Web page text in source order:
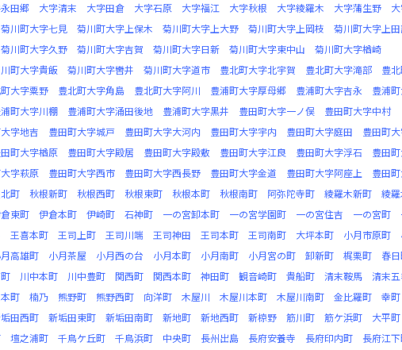
田郷 大字清末 大字田倉 大字石原 大字福江 大字秋根 大字綾羅木 大字蒲生野
菊川町大字七見 菊川町大字上保木 菊川町大字上大野 菊川町大字上岡枝
菊川町大字上
菊川町大字久野 菊川町大字吉賀 菊川町大字日新 菊川町大字東中山
菊川町大字楢崎
町大字貴飯 菊川町大字轡井 菊川町大字道市 豊北町大字北宇賀 豊北町大字滝部
豊
大字粟野 豊北町大字角島 豊北町大字阿川 豊浦町大字厚母郷 豊浦町大字吉永
豊浦
町大字川棚 豊浦町大字涌田後地 豊浦町大字黒井 豊田町大字一ノ俣
豊田町大字中村
字地吉 豊田町大字城戸 豊田町大字大河内 豊田町大字宇内 豊田町大字庭田
豊田町
町大字楢原 豊田町大字殿居 豊田町大字殿敷 豊田町大字江良 豊田町大字浮石
豊田
字萩原 豊田町大字西市 豊田町大字西長野 豊田町大字金道 豊田町大字阿座上
豊田
町 秋根新町 秋根西町 秋根東町 秋根本町 秋根南町 阿弥陀寺町 綾羅木新町
綾
東町 伊倉本町 伊崎町 石神町 一の宮卸本町 一の宮学園町 一の宮住吉 一の宮町
王喜本町 王司上町 王司川端 王司神田 王司本町 王司南町 大坪本町 小月市原町
高雄町 小月茶屋 小月西の台 小月本町 小月南町 小月宮の町 卸新町 梶栗町 春
川中本町 川中豊町 関西町 関西本町 神田町 観音崎町 貴船町 清末鞍馬 清末
町 楠乃 熊野町 熊野西町 向洋町 木屋川 木屋川本町 木屋川南町 金比羅町 幸町
田西町 新垢田東町 新垢田南町 新地町 新地西町 新椋野 筋川町 筋ケ浜町 大平町
壇之浦町 千鳥ケ丘町 千鳥浜町 中央町 長州出島 長府安養寺 長府印内町
長府江